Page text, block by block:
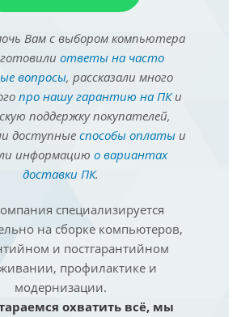
Вам с выбором компьютера
ответы на часто
вопросы, рассказали много
про нашу гарантию на ПКи
поддержку покупателей,
доступныеспособы оплатыи
информацию о вариантах
доставки ПК.
специализируется
на сборке компьютеров,
и постгарантийном
профилактике и
модернизации.
охватить всё, мы